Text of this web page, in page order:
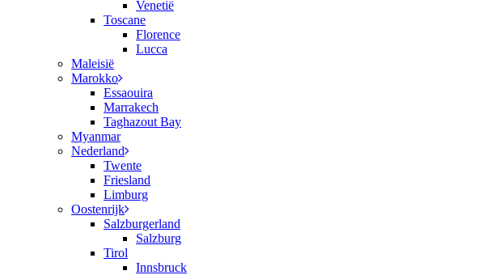
Venetië
Toscane
Florence
Lucca
Maleisië
Marokko
Essaouira
Marrakech
Taghazout Bay
Myanmar
Nederland
Twente
Friesland
Limburg
Oostenrijk
Salzburgerland
Salzburg
Tirol
Innsbruck